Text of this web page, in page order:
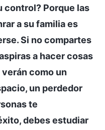
control? Porque las
a su familia es
Si no compartes
a hacer cosas
como un
un perdedor
te
debes estudiar